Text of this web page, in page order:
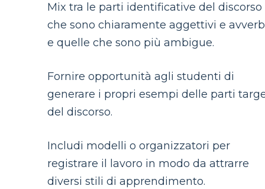
Mix tra le parti identificative del discorso
che sono chiaramente aggettivi e
e quelle che sono più ambigue.
Fornire opportunità agli studenti di
generare i propri esempi delle parti
del discorso.
Includi modelli o organizzatori per
registrare il lavoro in modo da attrarre
diversi stili di apprendimento.